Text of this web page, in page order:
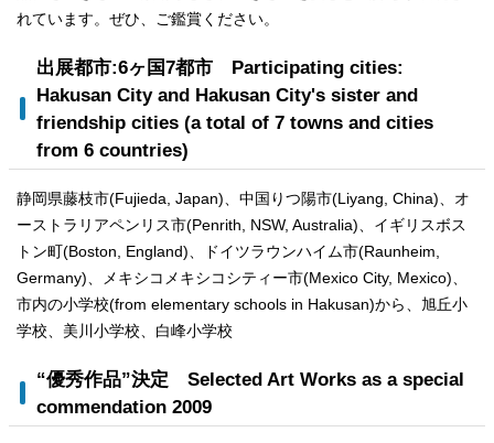
れています。ぜひ、ご鑑賞ください。
出展都市:6ヶ国7都市 Participating cities:
Hakusan City and Hakusan City's sister and
friendship cities (a total of 7 towns and cities
from 6 countries)
静岡県藤枝市(Fujieda, Japan)、中国りつ陽市(Liyang, China)、オ
ーストラリアペンリス市(Penrith, NSW, Australia)、イギリスボス
トン町(Boston, England)、ドイツラウンハイム市(Raunheim,
Germany)、メキシコメキシコシティー市(Mexico City, Mexico)、
市内の小学校(from elementary schools in Hakusan)から、旭丘小
学校、美川小学校、白峰小学校
“優秀作品”決定 Selected Art Works as a special
commendation 2009